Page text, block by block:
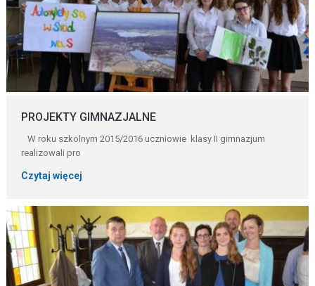
PROJEKTY GIMNAZJALNE
W roku szkolnym 2015/2016 uczniowie klasy II gimnazjum
realizowali pro
Czytaj więcej